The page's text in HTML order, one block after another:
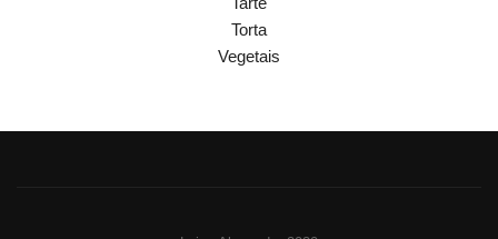
Torta
Vegetais